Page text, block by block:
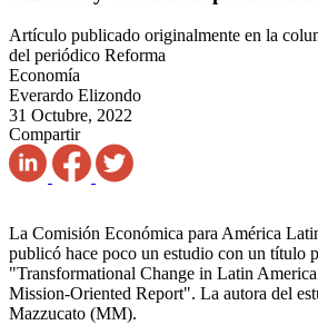
Artículo publicado originalmente en la
del periódico Reforma
Economía
Everardo Elizondo
31 Octubre, 2022
Compartir
La Comisión Económica para América
publicó hace poco un estudio con un título
"Transformational Change in Latin
Mission-Oriented Report". La autora del
Mazzucato (MM).